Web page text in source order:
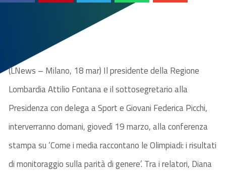
(LNews – Milano, 18 mar) Il presidente della Regione
Lombardia Attilio Fontana e il sottosegretario alla
Presidenza con delega a Sport e Giovani Federica Picchi,
interverranno domani, giovedì 19 marzo, alla conferenza
stampa su ‘Come i media raccontano le Olimpiadi: i risultati
di monitoraggio sulla parità di genere’. Tra i relatori, Diana